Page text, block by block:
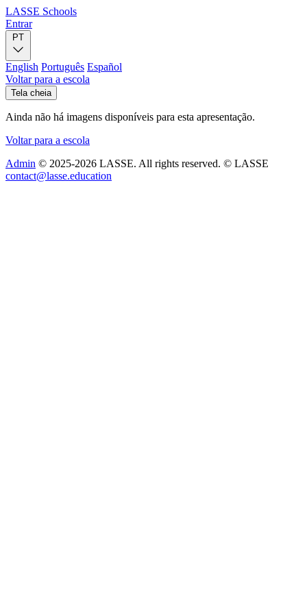
LASSE Schools
Entrar
English Português Español
Voltar para a escola
Tela cheia
Ainda não há imagens disponíveis para esta apresentação.
Voltar para a escola
Admin © 2025-2026 LASSE. All rights reserved. © LASSE
noitacude.essal@tcatnoc